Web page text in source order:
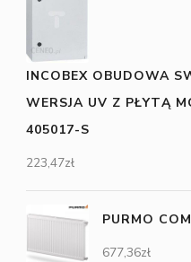
INCOBEX OBUDOWA
WERSJA UV Z PŁYTĄ
405017-S
223,47zł
PURMO
677,36zł